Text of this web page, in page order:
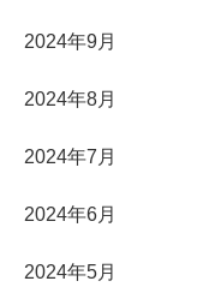
2024年9月
2024年8月
2024年7月
2024年6月
2024年5月